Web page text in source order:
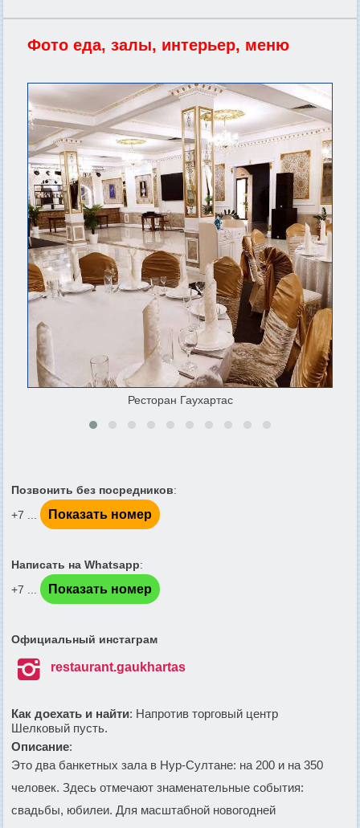
Фото еда, залы, интерьер, меню
Ресторан Гаухартас
Позвонить без посредников:
+7 ...
Показать номер
Написать на Whatsapp:
+7 ...
Показать номер
Официальный инстаграм
 restaurant.gaukhartas
Как доехать и найти: Напротив торговый центр
Шелковый пусть.
Описание:
Это два банкетных зала в Нур-Султане: на 200 и на 350
человек. Здесь отмечают знаменательные события:
свадьбы, юбилеи. Для масштабной новогодней